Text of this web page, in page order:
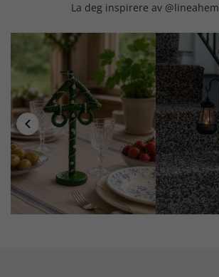
La deg inspirere av